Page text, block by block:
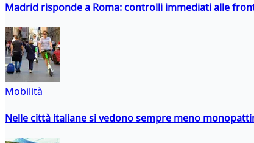
Madrid risponde a Roma: controlli immediati alle
Mobilità
Nelle città italiane si vedono sempre meno